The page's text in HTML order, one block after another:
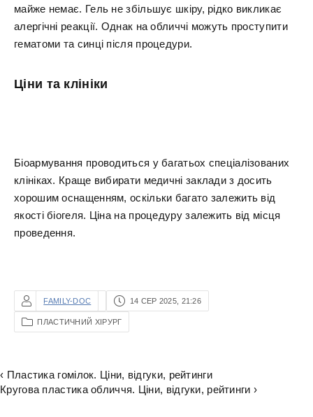
майже немає. Гель не збільшує шкіру, рідко викликає
алергічні реакції. Однак на обличчі можуть проступити
гематоми та синці після процедури.
Ціни та клініки
Біоармування проводиться у багатьох спеціалізованих
клініках. Краще вибирати медичні заклади з досить
хорошим оснащенням, оскільки багато залежить від
якості біогеля. Ціна на процедуру залежить від місця
проведення.
FAMILY-DOC 14 СЕР 2025, 21:26
ПЛАСТИЧНИЙ ХІРУРГ
‹ Пластика гомілок. Ціни, відгуки, рейтинги
Кругова пластика обличчя. Ціни, відгуки, рейтинги ›